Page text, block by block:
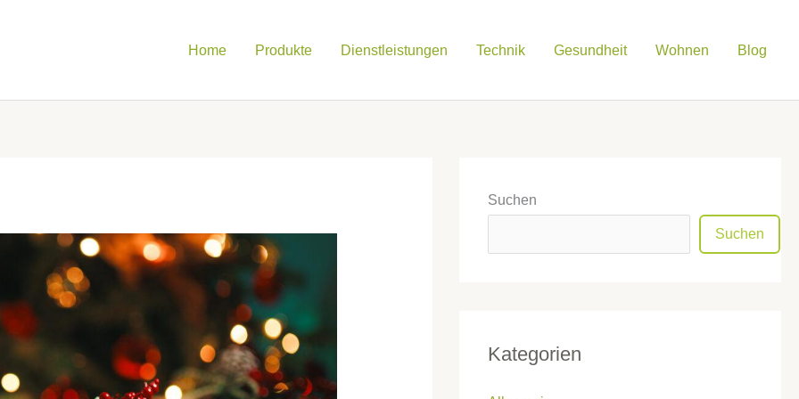
Home Produkte Dienstleistungen Technik Gesundheit Wohnen Blog
Suchen
Suchen
Kategorien